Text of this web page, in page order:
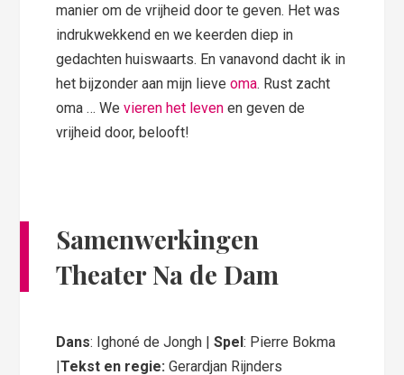
manier om de vrijheid door te geven. Het was
indrukwekkend en we keerden diep in
gedachten huiswaarts. En vanavond dacht ik in
het bijzonder aan mijn lieveoma. Rust zacht
oma … Wevieren het leven en geven de
vrijheid door, belooft!
Samenwerkingen
Theater Na de Dam
Dans: Ighoné de Jongh |Spel: Pierre Bokma
|Tekst en regie: Gerardjan Rijnders